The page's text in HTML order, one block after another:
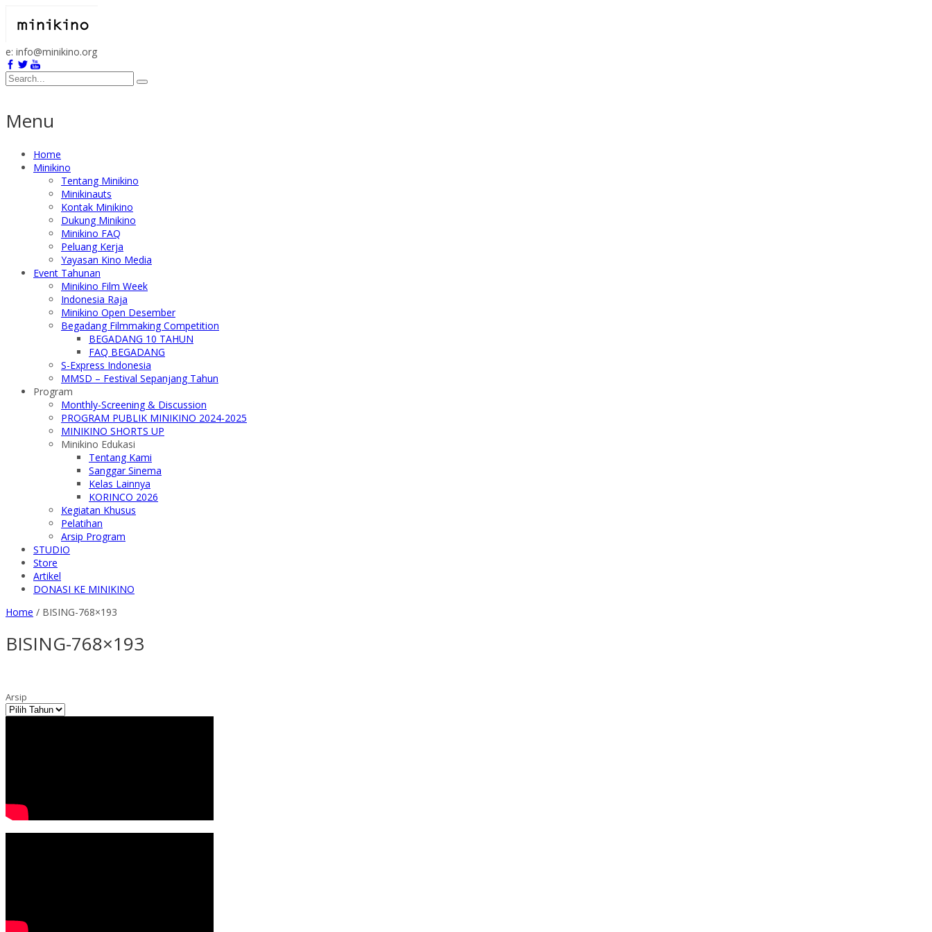
e: info@minikino.org
Menu
Home
Minikino
Tentang Minikino
Minikinauts
Kontak Minikino
Dukung Minikino
Minikino FAQ
Peluang Kerja
Yayasan Kino Media
Event Tahunan
Minikino Film Week
Indonesia Raja
Minikino Open Desember
Begadang Filmmaking Competition
BEGADANG 10 TAHUN
FAQ BEGADANG
S-Express Indonesia
MMSD – Festival Sepanjang Tahun
Program
Monthly-Screening & Discussion
PROGRAM PUBLIK MINIKINO 2024-2025
MINIKINO SHORTS UP
Minikino Edukasi
Tentang Kami
Sanggar Sinema
Kelas Lainnya
KORINCO 2026
Kegiatan Khusus
Pelatihan
Arsip Program
STUDIO
Store
Artikel
DONASI KE MINIKINO
Home / BISING-768×193
BISING-768×193
Arsip